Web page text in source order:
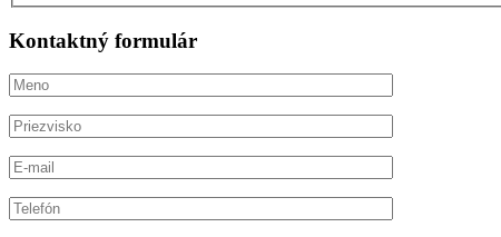
Kontaktný formulár